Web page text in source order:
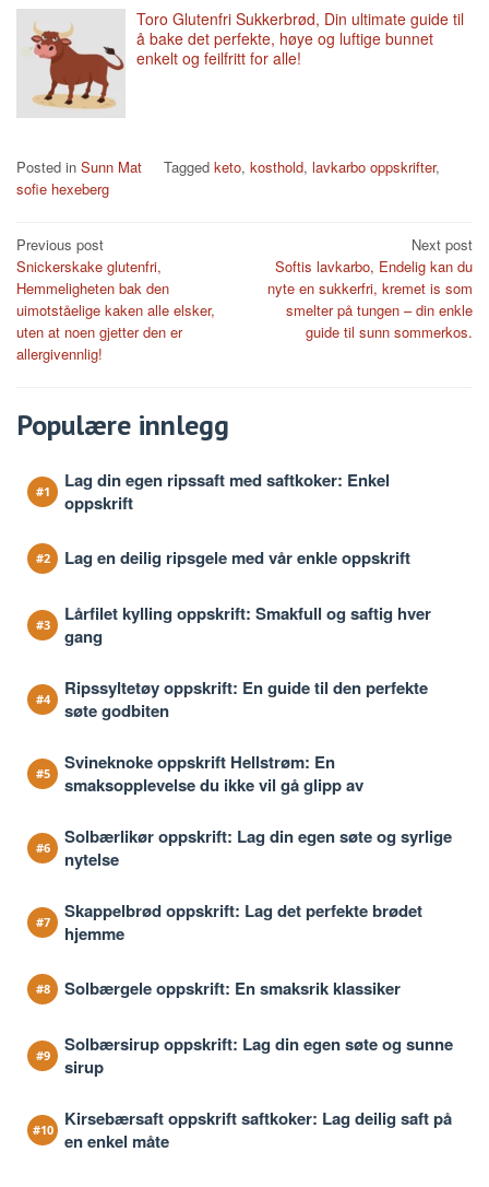
Toro Glutenfri Sukkerbrød, Din ultimate guide til
å bake det perfekte, høye og luftige bunnet
enkelt og feilfritt for alle!
Posted in Sunn Mat Tagged keto, kosthold, lavkarbo oppskrifter,
sofie hexeberg
Post
navigation
Previous post
Snickerskake glutenfri,
Hemmeligheten bak den
uimotståelige kaken alle elsker,
uten at noen gjetter den er
allergivennlig!
Next post
Softis lavkarbo, Endelig kan du
nyte en sukkerfri, kremet is som
smelter på tungen – din enkle
guide til sunn sommerkos.
Populære innlegg
Lag din egen ripssaft med saftkoker: Enkel
oppskrift
Lag en deilig ripsgele med vår enkle oppskrift
Lårfilet kylling oppskrift: Smakfull og saftig hver
gang
Ripssyltetøy oppskrift: En guide til den perfekte
søte godbiten
Svineknoke oppskrift Hellstrøm: En
smaksopplevelse du ikke vil gå glipp av
Solbærlikør oppskrift: Lag din egen søte og syrlige
nytelse
Skappelbrød oppskrift: Lag det perfekte brødet
hjemme
Solbærgele oppskrift: En smaksrik klassiker
Solbærsirup oppskrift: Lag din egen søte og sunne
sirup
Kirsebærsaft oppskrift saftkoker: Lag deilig saft på
en enkel måte